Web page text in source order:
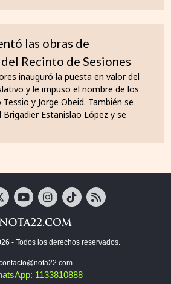
las obras de
Recinto de Sesiones
inauguró la puesta en valor del
y le impuso el nombre de los
y Jorge Obeid. También se
Estanislao López y se
- Todos los derechos reservados.
1133810888